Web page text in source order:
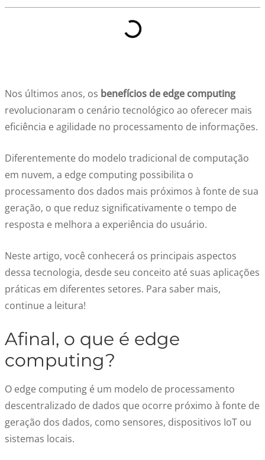
Nos últimos anos, os benefícios de edge computing
revolucionaram o cenário tecnológico ao oferecer mais
eficiência e agilidade no processamento de informações.
Diferentemente do modelo tradicional de computação
em nuvem, a edge computing possibilita o
processamento dos dados mais próximos à fonte de sua
geração, o que reduz significativamente o tempo de
resposta e melhora a experiência do usuário.
Neste artigo, você conhecerá os principais aspectos
dessa tecnologia, desde seu conceito até suas aplicações
práticas em diferentes setores. Para saber mais,
continue a leitura!
Afinal, o que é edge
computing?
O edge computing é um modelo de processamento
descentralizado de dados que ocorre próximo à fonte de
geração dos dados, como sensores, dispositivos IoT ou
sistemas locais.